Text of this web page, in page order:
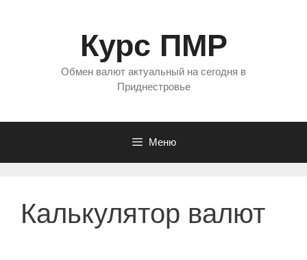
Курс ПМР
Обмен валют актуальный на сегодня в
Приднестровье
Меню
Калькулятор валют